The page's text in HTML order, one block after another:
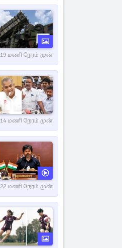
19 மணி நேரம் முன்
14 மணி நேரம் முன்
22 மணி நேரம் முன்